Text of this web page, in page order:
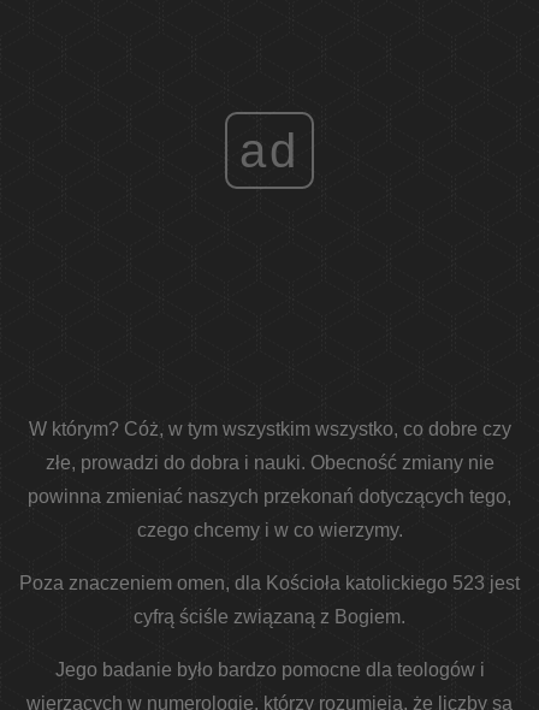
ad
W którym? Cóż, w tym wszystkim wszystko, co dobre czy
złe, prowadzi do dobra i nauki. Obecność zmiany nie
powinna zmieniać naszych przekonań dotyczących tego,
czego chcemy i w co wierzymy.
Poza znaczeniem omen, dla Kościoła katolickiego 523 jest
cyfrą ściśle związaną z Bogiem.
Jego badanie było bardzo pomocne dla teologów i
wierzących w numerologię, którzy rozumieją, że liczby są